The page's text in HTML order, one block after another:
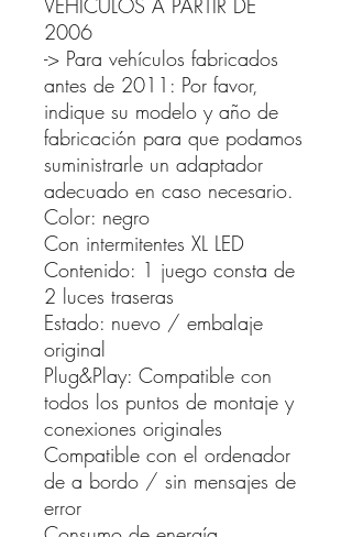
2006
-> Para vehículos fabricados
antes de 2011: Por favor,
indique su modelo y año de
fabricación para que podamos
suministrarle un adaptador
adecuado en caso necesario.
Color: negro
Con intermitentes XL LED
Contenido: 1 juego consta de
2 luces traseras
Estado: nuevo / embalaje
original
Plug&Play: Compatible con
todos los puntos de montaje y
conexiones originales
Compatible con el ordenador
de a bordo / sin mensajes de
error